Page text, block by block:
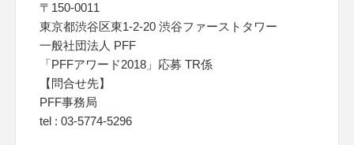
〒150-0011
東京都渋谷区東1-2-20 渋谷ファーストタワー
一般社団法人 PFF
「PFFアワード2018」応募 TR係
【問合せ先】
PFF事務局
tel : 03-5774-5296